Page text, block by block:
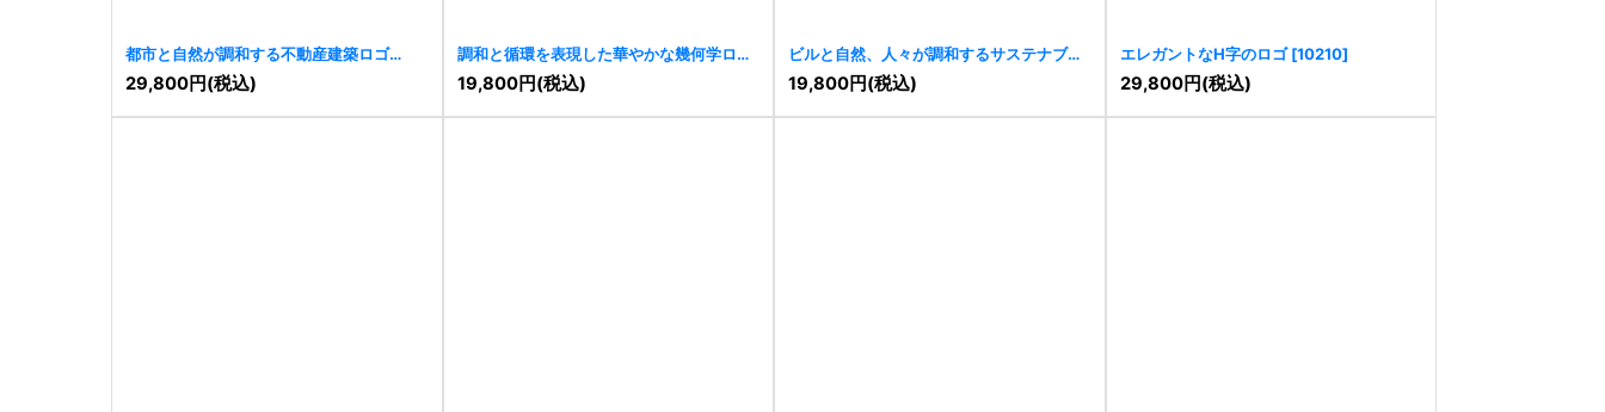
都市と自然が調和する不動産建築ロゴ
[11428]
29,800円(税込)
調和と循環を表現した華やかな幾何学ロゴ
[11386]
19,800円(税込)
ビルと自然、人々が調和するサステナブル
な成長ロゴ[11096
19,800円(税込)
エレガントなH字のロゴ [10210]
29,800円(税込)